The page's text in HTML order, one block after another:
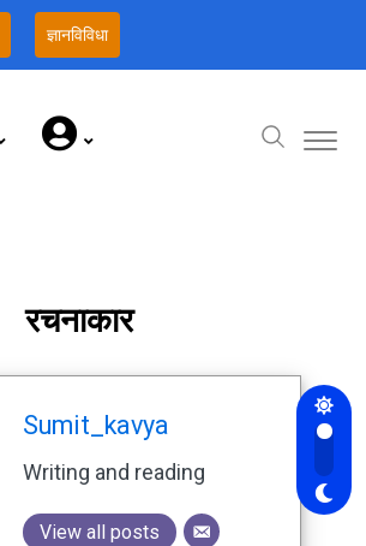
ज्ञानविविधा
रचनाकार
Sumit_kavya
Writing and reading
View all posts